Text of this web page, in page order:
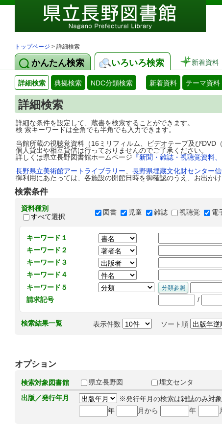
トップページ > 詳細検索
かんたん検索 いろいろ検索 新着資料
詳細検索 典拠検索 NDC分類検索 新着資料 テーマ資料
詳細検索
詳細な条件を設定して、蔵書を検索することができます。
検 索キーワードは全角でも半角でも入力できます。
当館所蔵の視聴覚資料（16ミリフィルム、ビデオテープ及びDVD
個人貸出や相互貸借は行っておりませんのでご了承ください。
詳しくは県立長野図書館ホームページ 『新聞・雑誌・視聴覚資料
長野県立美術館アートライブラリー
長野県埋蔵文化財センター
御利用にあたっては、各施設の開館日時を御確認のうえ、お出かけ
検索条件
資料種別
すべて選択
図書 児童 雑誌 視聴覚 電
キーワード１
キーワード２
キーワード３
キーワード４
キーワード５
請求記号
/
検索結果一覧 表示件数 ソート順
オプション
検索対象図書館 県立長野図 埋文センタ
出版／発行年月
※発行年月の検索は雑誌のみ対象
年
月から 年